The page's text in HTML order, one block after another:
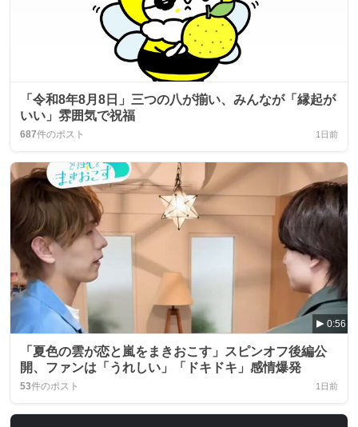
「令和8年8月8日」三つの八が揃い、みんなが「縁起が
いい」雰囲気で祝福
687件のポスト 1日前
0:56
「夏色の雲が恋と嵐をまきおこす」スピンオフ後編公
開、ファンは「うれしい」「ドキドキ」感情爆発
53件のポスト 1日前